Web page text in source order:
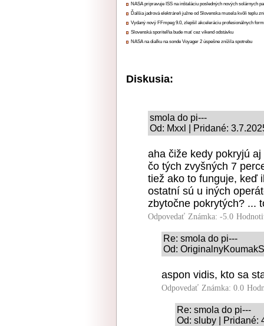
NASA pripravuje ISS na inštaláciu posledných nových solárnych
Ďalšia jadrová elektráreň južne od Slovenska musela kvôli teplu
Vydaný nový FFmpeg 9.0, zlepšil akceleráciu profesionálnych
Slovenská sporiteľňa bude mať cez víkend odstávku
NASA na diaľku na sonde Voyager 2 úspešne znížila spotrebu
Diskusia:
smola do pi---
Od: Mxxl | Pridané:
aha čiže kedy pokryjú
čo tých zvyšných 7
tiež ako to funguje, keď
ostatní sú u iných
zbytočne pokrytých? ...
Odpovedať Známka: -5.0
Re: smola do pi---
Od:
aspon vidis, kto sa
Odpovedať Známka: 0.0
Re: smola do pi---
Od: sluby | Pridané: